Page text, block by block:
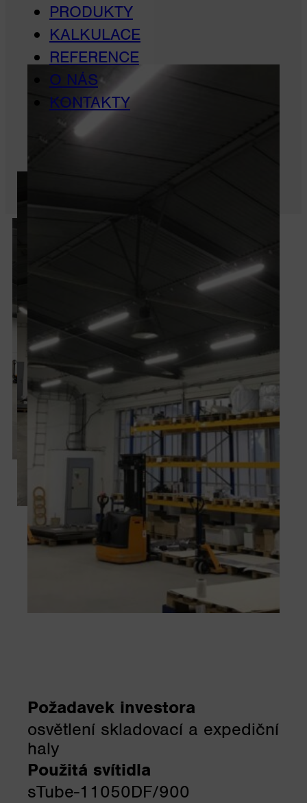
PRODUKTY
KALKULACE
REFERENCE
O NÁS
KONTAKTY
Požadavek investora
osvětlení skladovací a expediční
haly
Použitá svítidla
sTube-11050DF/900